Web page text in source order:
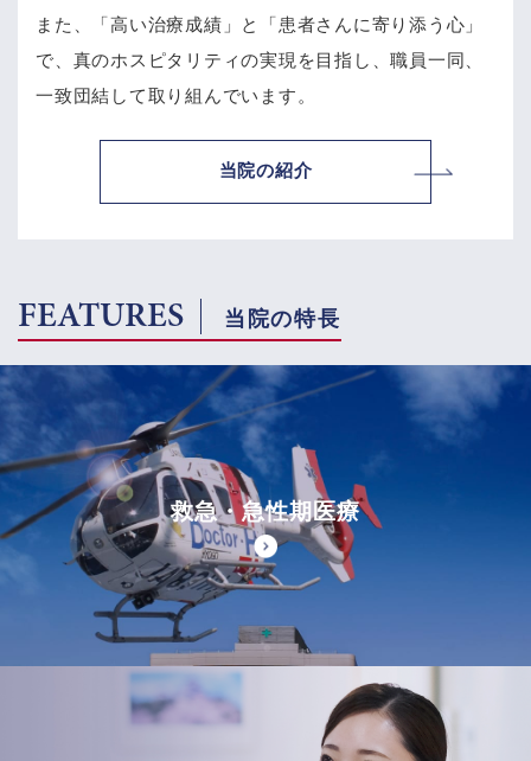
また、「高い治療成績」と「患者さんに寄り添う心」
で、 真のホスピタリティの実現を目指し、職員一同、
一致団結して取り組んでいます。
当院の紹介
FEATURES 当院の特長
救急・急性期医療